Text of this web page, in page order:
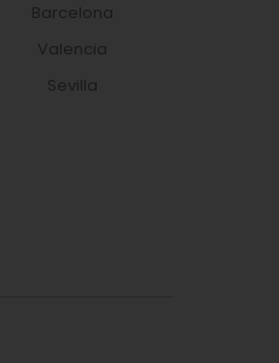
Barcelona
Valencia
Sevilla